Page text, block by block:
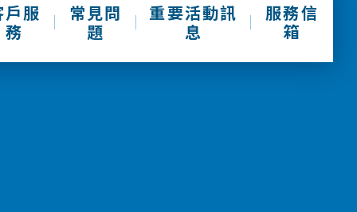
戶服
務
常見問
題
重要活動訊
息
服務信
箱